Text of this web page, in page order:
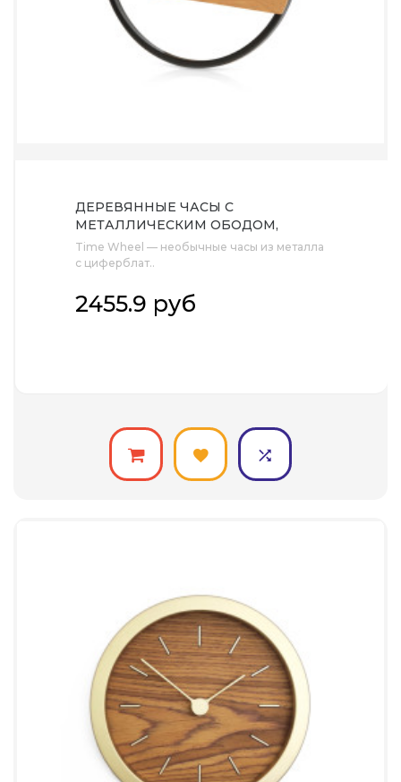
ДЕРЕВЯННЫЕ ЧАСЫ С
МЕТАЛЛИЧЕСКИМ ОБОДОМ,
ДИАМЕТР 30 СМ, TIME WHEEL
ГОРИЗОНТАЛЬНЫЕ,
Time Wheel — необычные часы из металла
с циферблат..
2455.9 руб